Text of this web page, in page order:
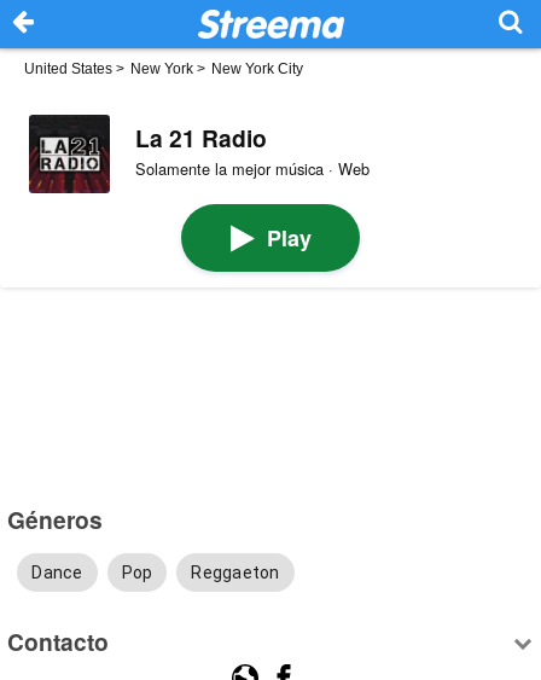
United States > New York > New York City
La 21 Radio
Solamente la mejor música · Web
Play
Géneros
Dance Pop Reggaeton
Contacto